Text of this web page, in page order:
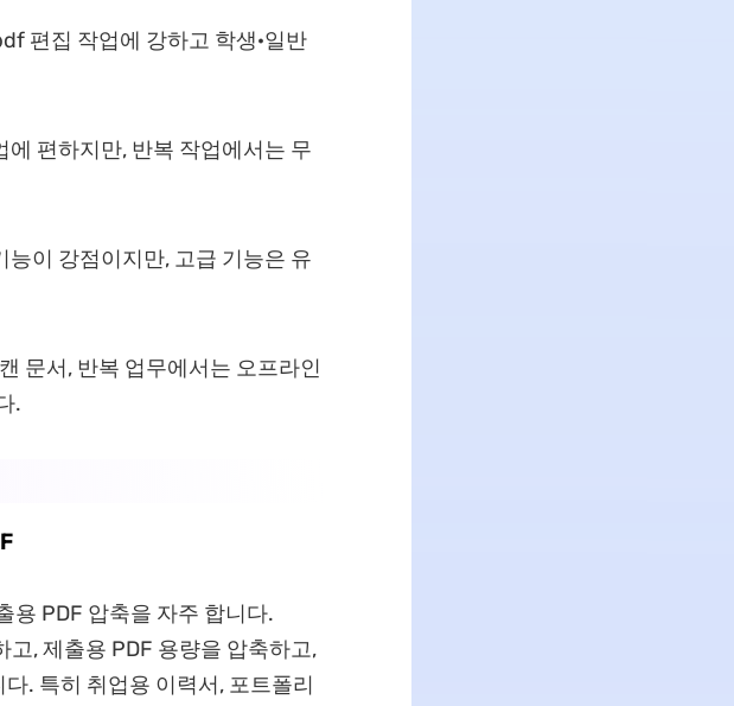
편집 작업에 강하고 학생·일반
편하지만, 반복 작업에서는 무
능이 강점이지만, 고급 기능은 유
문서, 반복 업무에서는 오프라인
.
용 PDF 압축을 자주 합니다.
, 제출용 PDF 용량을 압축하고,
. 특히 취업용 이력서, 포트폴리